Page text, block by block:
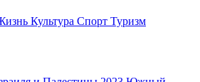
Культура Спорт Туризм